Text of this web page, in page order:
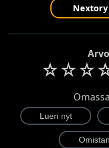
Nextory
☆☆☆